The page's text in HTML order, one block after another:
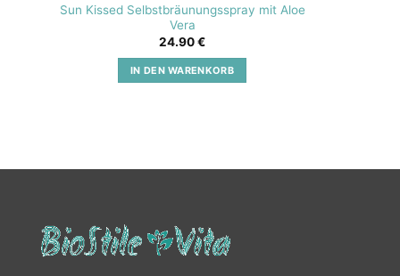
Sun Kissed Selbstbräunungsspray mit Aloe
Vera
24.90€
IN DEN WARENKORB